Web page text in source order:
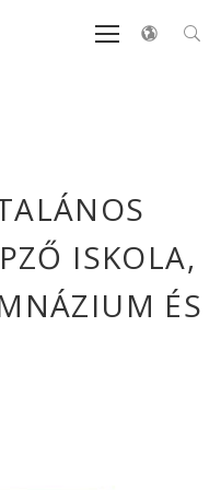
ISKOLA,
ÉS